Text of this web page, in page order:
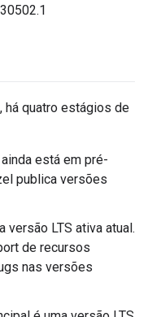
há quatro estágios de
está em pré-
publica versões
versão LTS ativa atual.
de recursos
nas versões